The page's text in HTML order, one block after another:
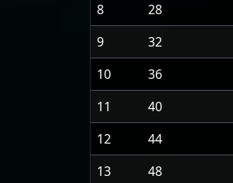
8
28
9
32
10
36
11
40
12
44
13
48